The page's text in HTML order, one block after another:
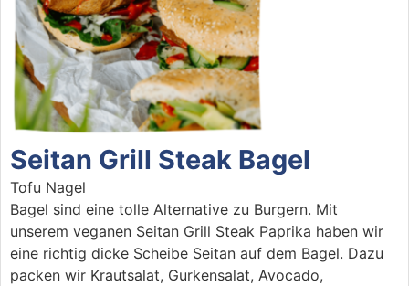
Seitan Grill Steak Bagel
Tofu Nagel
Bagel sind eine tolle Alternative zu Burgern. Mit
unserem veganen Seitan Grill Steak Paprika haben wir
eine richtig dicke Scheibe Seitan auf dem Bagel. Dazu
packen wir Krautsalat, Gurkensalat, Avocado,